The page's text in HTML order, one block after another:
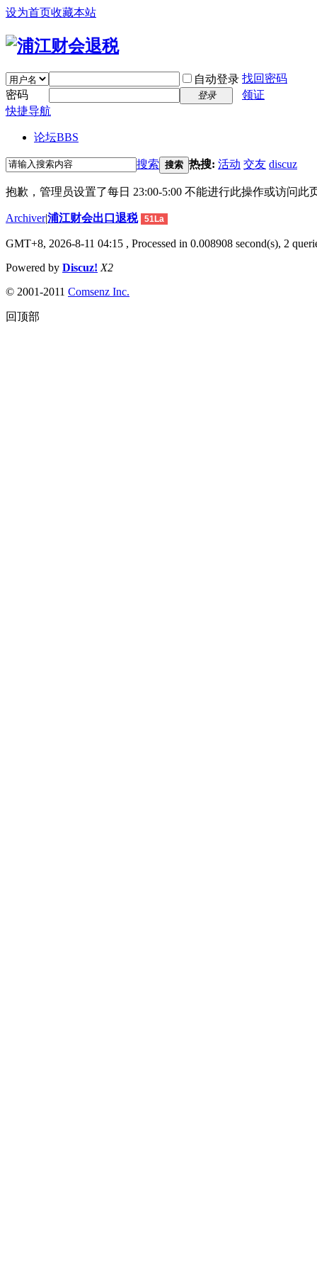
设为首页收藏本站
自动登录 找回密码
密码
登录
领证
快捷导航
论坛BBS
搜索 搜索 热搜: 活动 交友 discuz
抱歉，管理员设置了每日 23:00-5:00 不能进行此操作或访问此
Archiver|浦江财会出口退税 51La
GMT+8, 2026-8-11 04:15 , Processed in 0.008908 second(s), 2
Powered by Discuz! X2
© 2001-2011 Comsenz Inc.
回顶部